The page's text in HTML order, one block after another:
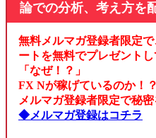
論での分析、考え方を
無料メルマガ登録者限定
ートを無料でプレゼントし
「なぜ！？」
FX Nが稼げているのか！？
メルマガ登録者限定で秘密
◆メルマガ登録はコチラ